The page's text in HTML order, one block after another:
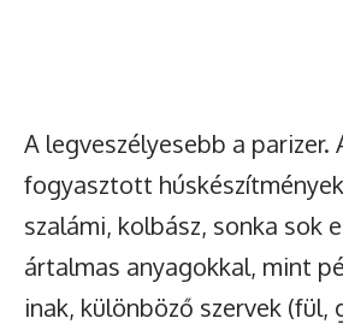
A legveszélyesebb a parizer.
fogyasztott
szalámi, kolbász, sonka sok
ártalmas anyagokkal, mint
inak, különböző szervek (fül,